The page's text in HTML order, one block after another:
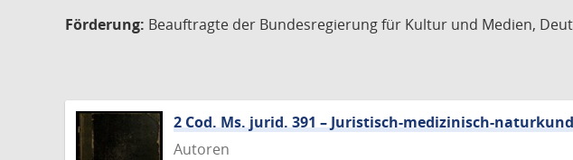
Förderung: Beauftragte der Bundesregierung für Kultur und Medien,
2 Cod. Ms. jurid. 391 – Juristisch-medizinisch-
Autoren